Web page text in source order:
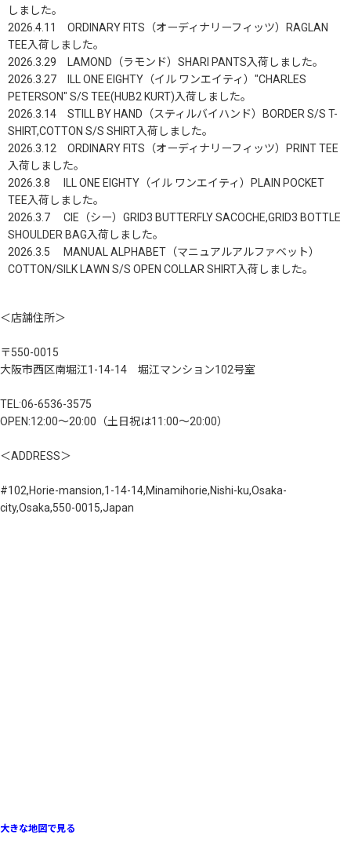
しました。
2026.4.11 ORDINARY FITS（オーディナリーフィッツ）RAGLAN
TEE入荷しました。
2026.3.29 LAMOND（ラモンド）SHARI PANTS入荷しました。
2026.3.27 ILL ONE EIGHTY（イル ワンエイティ）"CHARLES
PETERSON" S/S TEE(HUB2 KURT)入荷しました。
2026.3.14 STILL BY HAND（スティルバイハンド）BORDER S/S T-
SHIRT,COTTON S/S SHIRT入荷しました。
2026.3.12 ORDINARY FITS（オーディナリーフィッツ）PRINT TEE
入荷しました。
2026.3.8 ILL ONE EIGHTY（イル ワンエイティ）PLAIN POCKET
TEE入荷しました。
2026.3.7 CIE（シー）GRID3 BUTTERFLY SACOCHE,GRID3 BOTTLE
SHOULDER BAG入荷しました。
2026.3.5 MANUAL ALPHABET（マニュアルアルファベット）
COTTON/SILK LAWN S/S OPEN COLLAR SHIRT入荷しました。
＜店舗住所＞
〒550-0015
大阪市西区南堀江1-14-14 堀江マンション102号室
TEL:06-6536-3575
OPEN:12:00～20:00（土日祝は11:00～20:00）
＜ADDRESS＞
#102,Horie-mansion,1-14-14,Minamihorie,Nishi-ku,Osaka-
city,Osaka,550-0015,Japan
大きな地図で見る